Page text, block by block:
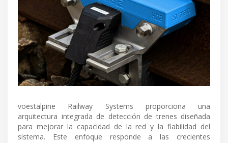
voestalpine Railway Systems proporciona una
arquitectura integrada de detección de trenes diseñada
para mejorar la capacidad de la red y la fiabilidad del
sistema. Este enfoque responde a las crecientes